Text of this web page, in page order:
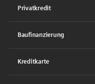
Privatkredit
Baufinanzierung
Kreditkarte